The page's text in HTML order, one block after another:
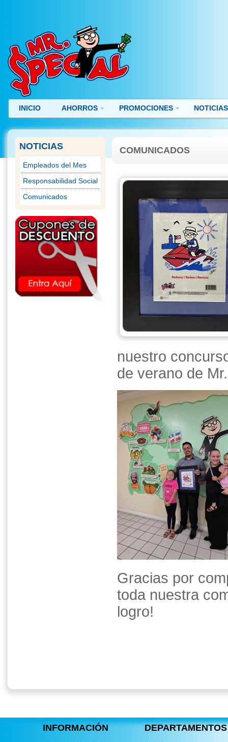
INICIO AHORROS PROMOCIONES NOTICIAS
NOTICIAS
Empleados del Mes
Responsabilidad Social
Comunicados
COMUNICADOS
nuestro
de verano de
Gracias por
toda nuestra
logro!
INFORMACIÓN DEPARTAMENTOS